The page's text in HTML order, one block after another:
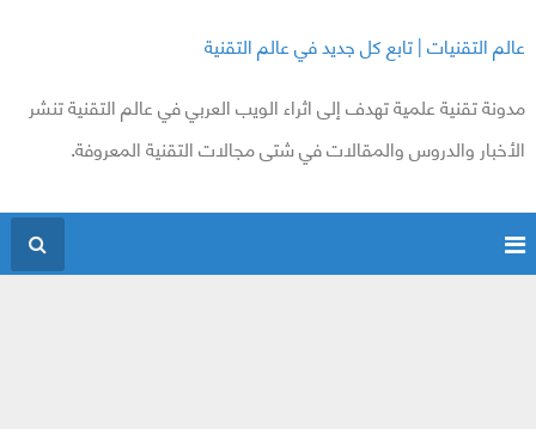
عالم التقنيات | تابع كل جديد في عالم التقنية
مدونة تقنية علمية تهدف إلى اثراء الويب العربي في عالم التقنية تنشر
الأخبار والدروس والمقالات في شتى مجالات التقنية المعروفة.